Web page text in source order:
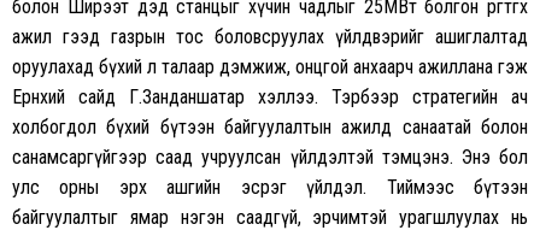
болон Ширээт дэд станцыг хүчин чадлыг 25МВт болгон өргөтгөх
ажил гээд газрын тос боловсруулах үйлдвэрийг ашиглалтад
оруулахад бүхий л талаар дэмжиж, онцгой анхаарч ажиллана гэж
Ерөнхий сайд Г.Занданшатар хэллээ. Тэрбээр стратегийн ач
холбогдол бүхий бүтээн байгуулалтын ажилд санаатай болон
санамсаргүйгээр саад учруулсан үйлдэлтэй тэмцэнэ. Энэ бол
улс орны эрх ашгийн эсрэг үйлдэл. Тиймээс бүтээн
байгуулалтыг ямар нэгэн саадгүй, эрчимтэй урагшлуулах нь